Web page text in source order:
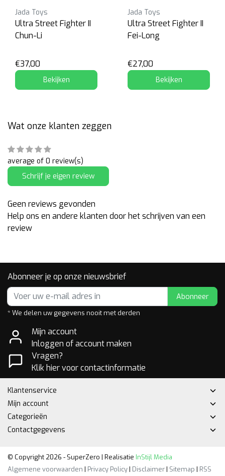
Jada Toys
Ultra Street Fighter II
Chun-Li
€37,00
Bekijken
Jada Toys
Ultra Street Fighter II
Fei-Long
€27,00
Bekijken
Wat onze klanten zeggen
average of 0 review(s)
Schrijf je eigen review
Geen reviews gevonden
Help ons en andere klanten door het schrijven van een
review
Abonneer je op onze nieuwsbrief
Abonneer
* We delen uw gegevens nooit met derden
Mijn account
Inloggen of account maken
Vragen?
Klik hier voor contactinformatie
Klantenservice
Mijn account
Categorieën
Contactgegevens
© Copyright 2026 - SuperZero | Realisatie InStijl Media
Algemene voorwaarden | Privacy Policy| Disclaimer| Sitemap | RSS